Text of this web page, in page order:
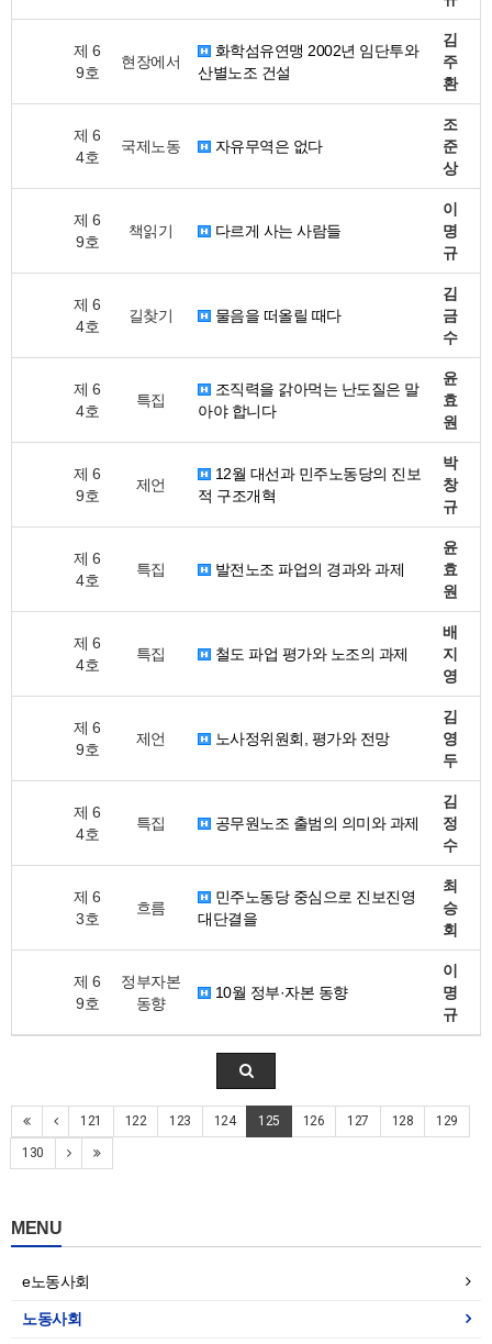
제 6
9호
현장에서
화학섬유연맹 2002년 임단투와
산별노조 건설
김
주
환
제 6
4호
국제노동 자유무역은 없다
조
준
상
제 6
9호
책읽기 다르게 사는 사람들
이
명
규
제 6
4호
길찾기 물음을 떠올릴 때다
김
금
수
제 6
4호
특집
조직력을 갉아먹는 난도질은 말
아야 합니다
윤
효
원
제 6
9호
제언
12월 대선과 민주노동당의 진보
적 구조개혁
박
창
규
제 6
4호
특집 발전노조 파업의 경과와 과제
윤
효
원
제 6
4호
특집 철도 파업 평가와 노조의 과제
배
지
영
제 6
9호
제언 노사정위원회, 평가와 전망
김
영
두
제 6
4호
특집 공무원노조 출범의 의미와 과제
김
정
수
제 6
3호
흐름
민주노동당 중심으로 진보진영
대단결을
최
승
회
제 6
9호
정부자본
동향
10월 정부·자본 동향
이
명
규
121 122 123 124 125 126 127 128 129
130
MENU
e노동사회
노동사회